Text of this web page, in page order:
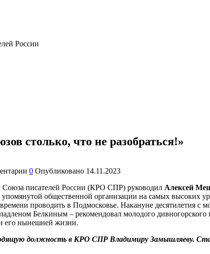
России
столько, что не разобраться!»
0 Опубликовано 14.11.2023
Союза писателей России (КРО СПР) руководил Алексей
общественной организации на самых высоких
проводить в Подмосковье. Накануне десятилетия
Белкиным – рекомендовал молодого
его нынешней жизни.
должность в КРО СПР Владимиру Замышляеву.